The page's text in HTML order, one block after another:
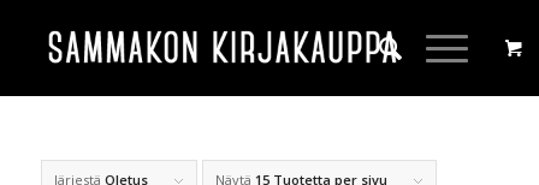
Järjestä Oletus Näytä 15 Tuotetta per sivu